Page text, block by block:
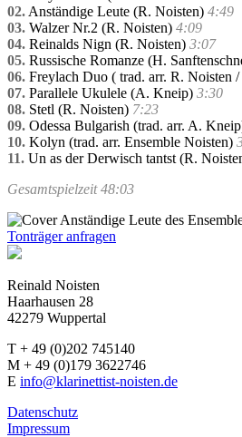
02. Anständige Leute (R. Noisten) 4:49
03. Walzer Nr.2 (R. Noisten) 4:09
04. Reinalds Nign (R. Noisten) 3:07
05. Russische Romanze (H.
06. Freylach Duo ( trad. arr. R. Noisten
07. Parallele Ukulele (A. Kneip) 3:30
08. Stetl (R. Noisten) 7:23
09. Odessa Bulgarish (trad. arr. A.
10. Kolyn (trad. arr. Ensemble Noisten)
11. Un as der Derwisch tantst (R.
Gesamtspielzeit 48:03
Tonträger anfragen
Reinald Noisten
Haarhausen 28
42279 Wuppertal
T + 49 (0)202 745140
M + 49 (0)179 3622746
E info@klarinettist-noisten.de
Datenschutz
Impressum